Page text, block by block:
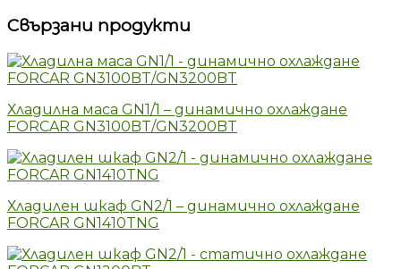
Свързани продукти
Хладилна маса GN1/1 – динамично охлаждане
FORCAR GN3100BT/GN3200BT
Хладилен шкаф GN2/1 – динамично охлаждане
FORCAR GN1410TNG